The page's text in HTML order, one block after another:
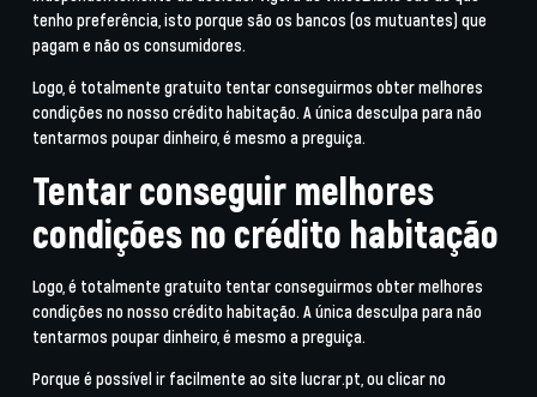
tenho preferência, isto porque são os bancos (os mutuantes) que
pagam e não os consumidores.
Logo, é totalmente gratuito tentar conseguirmos obter melhores
condições no nosso crédito habitação. A única desculpa para não
tentarmos poupar dinheiro, é mesmo a preguiça.
Tentar conseguir melhores
condições no crédito habitação
Logo, é totalmente gratuito tentar conseguirmos obter melhores
condições no nosso crédito habitação. A única desculpa para não
tentarmos poupar dinheiro, é mesmo a preguiça.
Porque é possível ir facilmente ao site lucrar.pt, ou clicar no